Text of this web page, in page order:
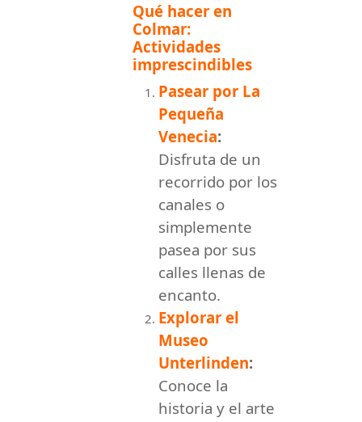
Qué hacer en
Colmar:
Actividades
imprescindibles
Pasear por La
Pequeña
Venecia:
Disfruta de un
recorrido por los
canales o
simplemente
pasea por sus
calles llenas de
encanto.
Explorar el
Museo
Unterlinden:
Conoce la
historia y el arte